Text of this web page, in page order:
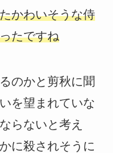
かわいそうな侍
たですね
のかと剪秋に聞
を望まれていな
らないと考え
に殺されそうに